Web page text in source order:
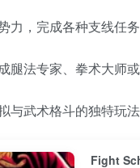
力，完成各种支线任
腿法专家、拳术大师
与武术格斗的独特玩
Fight